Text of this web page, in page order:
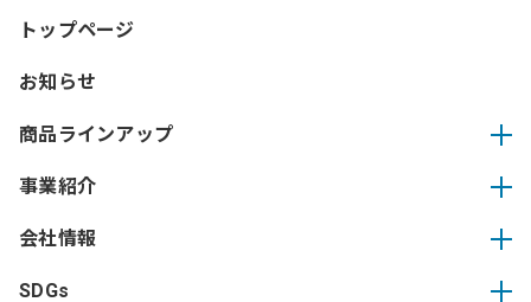
トップページ
お知らせ
商品ラインアップ
事業紹介
会社情報
SDGs